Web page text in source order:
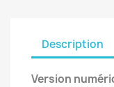
Description
Version